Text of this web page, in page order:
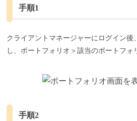
手順1
クライアントマネージャーにログイン後
し、ポートフォリオ＞該当のポートフォ
手順2